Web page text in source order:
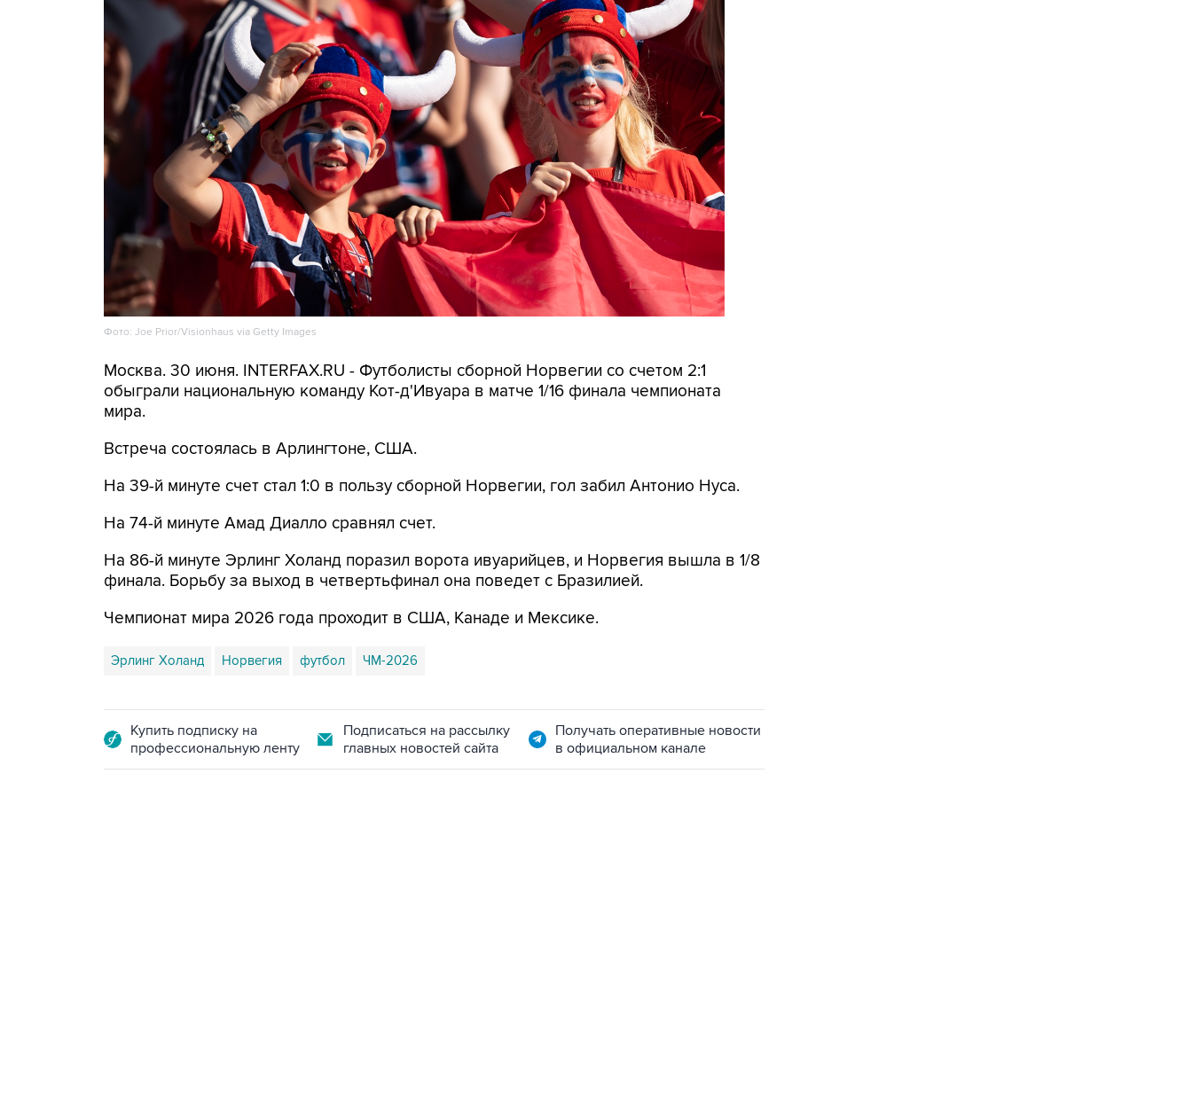
Фото: Joe Prior/Visionhaus via Getty Images
Москва. 30 июня. INTERFAX.RU - Футболисты сборной Норвегии со счетом 2:1
обыграли национальную команду Кот-д'Ивуара в матче 1/16 финала чемпионата
мира.
Встреча состоялась в Арлингтоне, США.
На 39-й минуте счет стал 1:0 в пользу сборной Норвегии, гол забил Антонио Нуса.
На 74-й минуте Амад Диалло сравнял счет.
На 86-й минуте Эрлинг Холанд поразил ворота ивуарийцев, и Норвегия вышла в 1/8
финала. Борьбу за выход в четвертьфинал она поведет с Бразилией.
Чемпионат мира 2026 года проходит в США, Канаде и Мексике.
Эрлинг Холанд Норвегия футбол ЧМ-2026
Купить подписку на
профессиональную ленту
Подписаться на рассылку
главных новостей сайта
Получать оперативные новости
в официальном канале